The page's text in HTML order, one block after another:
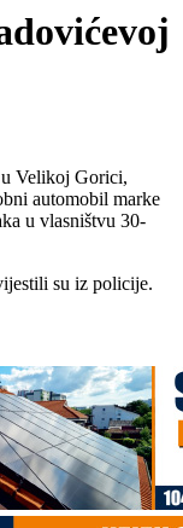
Velikoj Gorici,
automobil marke
u vlasništvu 30-
su iz policije.